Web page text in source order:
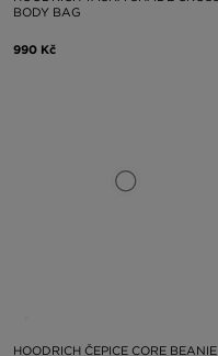
BODY BAG
990 Kč
HOODRICH ČEPICE CORE BEANIE